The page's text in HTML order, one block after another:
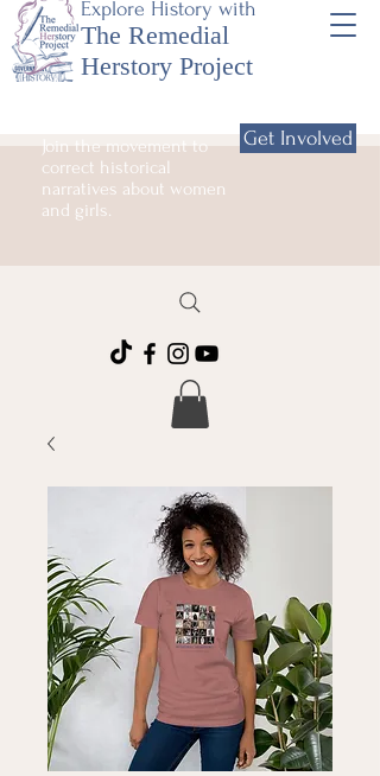
Explore History with
The Remedial
Herstory Project
Join the movement to
correct historical
narratives about women
and girls.
Get Involved